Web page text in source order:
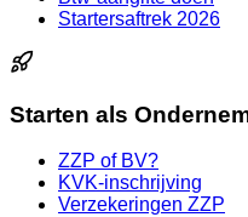
Startersaftrek 2026
Starten als
ZZP of BV?
KVK-inschrijving
Verzekeringen ZZP